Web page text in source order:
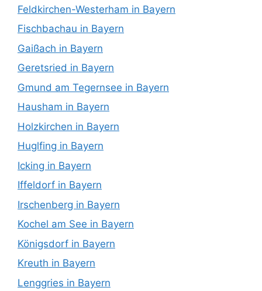
Feldkirchen-Westerham in Bayern
Fischbachau in Bayern
Gaißach in Bayern
Geretsried in Bayern
Gmund am Tegernsee in Bayern
Hausham in Bayern
Holzkirchen in Bayern
Huglfing in Bayern
Icking in Bayern
Iffeldorf in Bayern
Irschenberg in Bayern
Kochel am See in Bayern
Königsdorf in Bayern
Kreuth in Bayern
Lenggries in Bayern